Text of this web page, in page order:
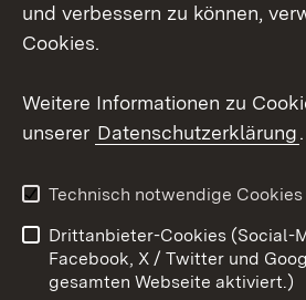
Barrierefreiheit
Kontakt
Cookies
und verbessern zu können,
Cookies.
Weitere Informationen zu
unserer Datenschutzerklärung.
Technisch notwendige Cookies
Drittanbieter-Cookies (Social-
Facebook, X / Twitter und
gesamten Webseite aktiviert.)